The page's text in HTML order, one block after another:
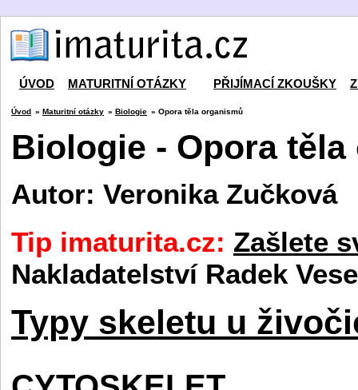
ÚVOD MATURITNÍ OTÁZKY PŘIJÍMACÍ ZKOUŠKY
Úvod » Maturitní otázky » Biologie » Opora těla organismů
Biologie - Opora
Autor: Veronika Zučková
Tip imaturita.cz: Zašlete
Nakladatelství Radek
Typy skeletu u